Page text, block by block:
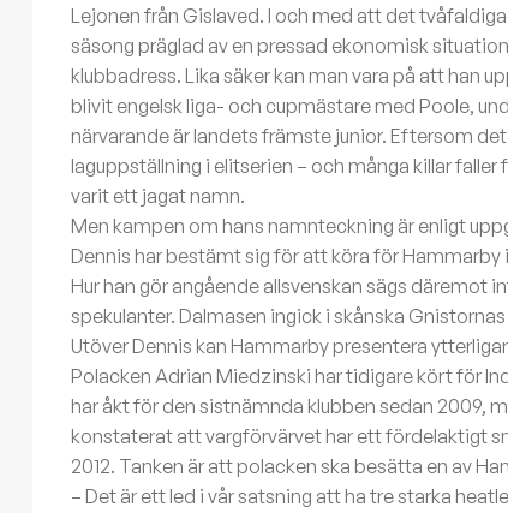
Lejonen från Gislaved. I och med att det
säsong präglad av en pressad ekonomisk
klubbadress. Lika säker kan man vara på att han
blivit engelsk liga- och cupmästare med Poole,
närvarande är landets främste junior. Eftersom
laguppställning i elitserien – och många killar
varit ett jagat namn.
Men kampen om hans namnteckning är enligt
Dennis har bestämt sig för att köra för
Hur han gör angående allsvenskan sägs däremot
spekulanter. Dalmasen ingick i skånska
Utöver Dennis kan Hammarby presentera
Polacken Adrian Miedzinski har tidigare kört för
har åkt för den sistnämnda klubben sedan 2009,
konstaterat att vargförvärvet har ett fördelaktigt
2012. Tanken är att polacken ska besätta en av
– Det är ett led i vår satsning att ha tre starka